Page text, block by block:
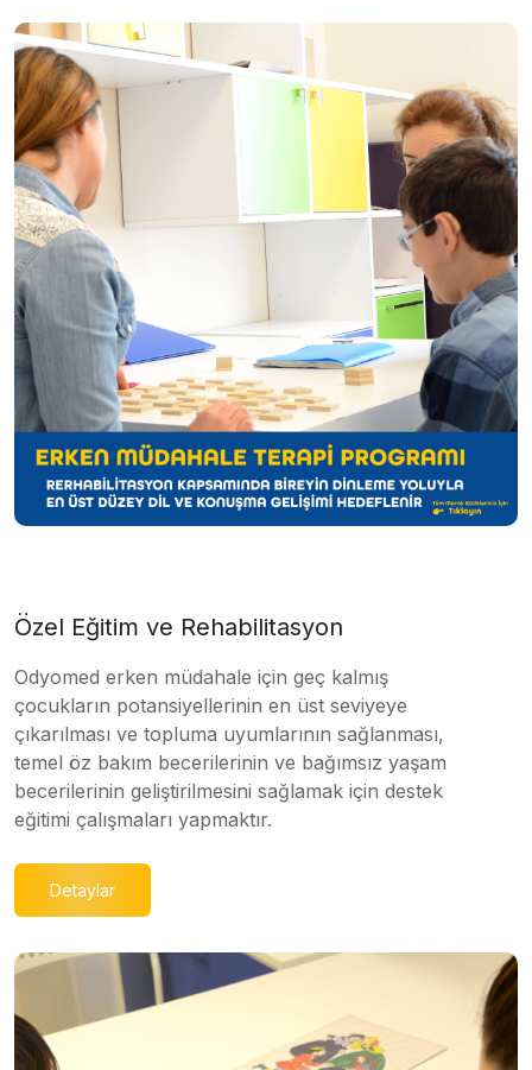
Özel Eğitim ve Rehabilitasyon
Odyomed erken müdahale için geç kalmış
çocukların potansiyellerinin en üst seviyeye
çıkarılması ve topluma uyumlarının sağlanması,
temel öz bakım becerilerinin ve bağımsız yaşam
becerilerinin geliştirilmesini sağlamak için destek
eğitimi çalışmaları yapmaktır.
Detaylar